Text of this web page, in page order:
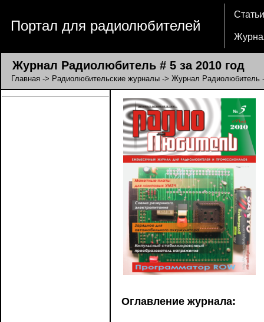
Портал для радиолюбителей
Статьи
Журнал Радиолюбитель # 5 за 2010 год
Главная -> Радиолюбительские журналы -> Журнал Радиолюбитель
Оглавление журнала: